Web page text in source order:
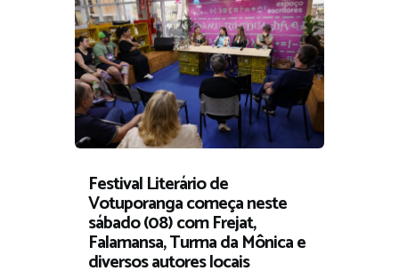
Festival Literário de
Votuporanga começa neste
sábado (08) com Frejat,
Falamansa, Turma da Mônica e
diversos autores locais